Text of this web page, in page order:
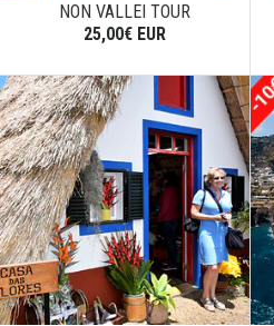
NON VALLEI TOUR
25,00€ EUR